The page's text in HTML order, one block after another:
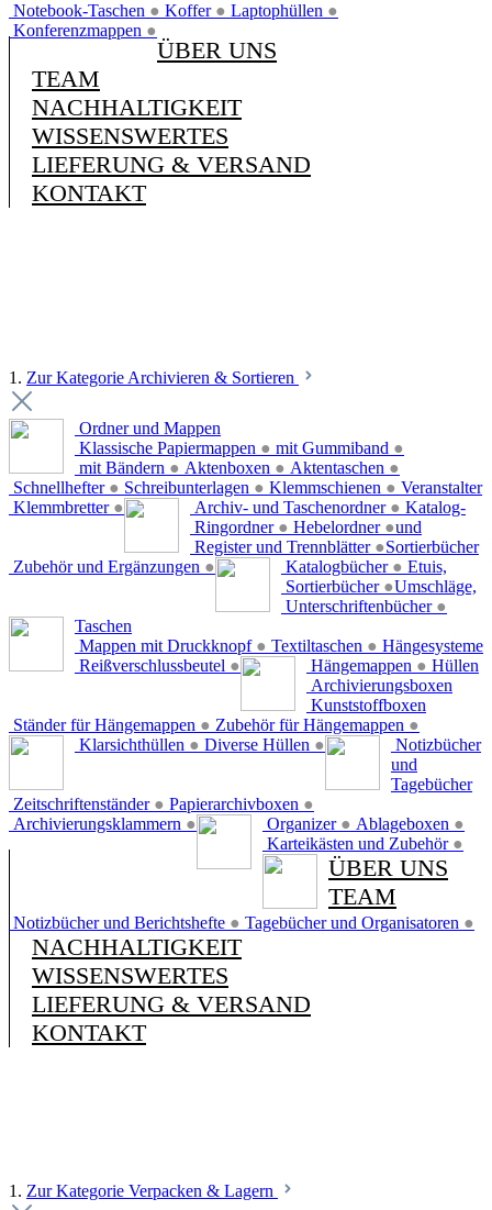
Notebook-Taschen ● Koffer ● Laptophüllen ●
Konferenzmappen ●
ÜBER UNS
TEAM
NACHHALTIGKEIT
WISSENSWERTES
LIEFERUNG & VERSAND
KONTAKT
1. Zur Kategorie Archivieren & Sortieren
Ordner und Mappen
Klassische Papiermappen ● mit Gummiband ●
mit Bändern ● Aktenboxen ● Aktentaschen ●
Schnellhefter ● Schreibunterlagen ● Klemmschienen ●
Klemmbretter ●
Veranstalter
Archiv- und Taschenordner ●
Ringordner ● Hebelordner ●
Register und Trennblätter ●
Zubehör und Ergänzungen ●
Katalog-
und
Sortierbücher
Katalogbücher ●
Sortierbücher ●
Unterschriftenbücher ●
Etuis,
Umschläge,
Taschen
Mappen mit Druckknopf ● Textiltaschen ●
Reißverschlussbeutel ●
Hängesysteme
Hängemappen ●
Ständer für Hängemappen ● Zubehör für Hängemappen ●
Hüllen
Klarsichthüllen ● Diverse Hüllen ●
Archivierungsboxen
Zeitschriftenständer ● Papierarchivboxen ●
Archivierungsklammern ●
Kunststoffboxen
Organizer ● Ablageboxen ●
Karteikästen und Zubehör ●
Notizbücher
und
Tagebücher
Notizbücher und Berichtshefte ● Tagebücher und Organisatoren ●
ÜBER UNS
TEAM
NACHHALTIGKEIT
WISSENSWERTES
LIEFERUNG & VERSAND
KONTAKT
1. Zur Kategorie Verpacken & Lagern